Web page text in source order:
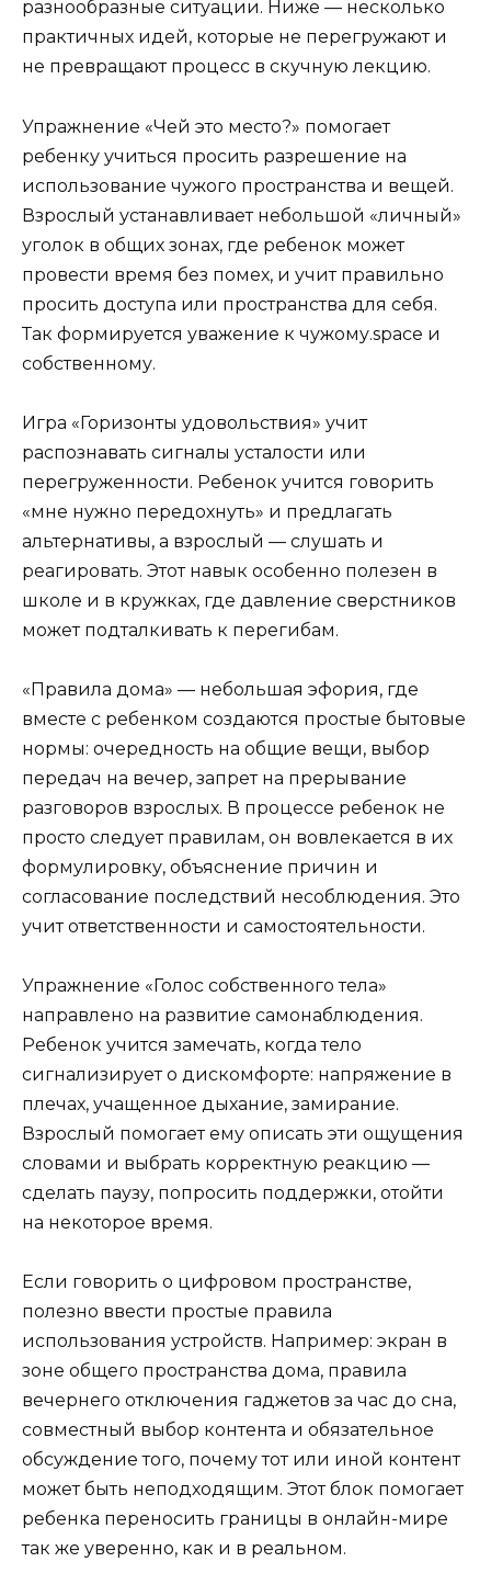
разнообразные ситуации. Ниже — несколько
практичных идей, которые не перегружают и
не превращают процесс в скучную лекцию.
Упражнение «Чей это место?» помогает
ребенку учиться просить разрешение на
использование чужого пространства и вещей.
Взрослый устанавливает небольшой «личный»
уголок в общих зонах, где ребенок может
провести время без помех, и учит правильно
просить доступа или пространства для себя.
Так формируется уважение к чужому.space и
собственному.
Игра «Горизонты удовольствия» учит
распознавать сигналы усталости или
перегруженности. Ребенок учится говорить
«мне нужно передохнуть» и предлагать
альтернативы, а взрослый — слушать и
реагировать. Этот навык особенно полезен в
школе и в кружках, где давление сверстников
может подталкивать к перегибам.
«Правила дома» — небольшая эфория, где
вместе с ребенком создаются простые бытовые
нормы: очередность на общие вещи, выбор
передач на вечер, запрет на прерывание
разговоров взрослых. В процессе ребенок не
просто следует правилам, он вовлекается в их
формулировку, объяснение причин и
согласование последствий несоблюдения. Это
учит ответственности и самостоятельности.
Упражнение «Голос собственного тела»
направлено на развитие самонаблюдения.
Ребенок учится замечать, когда тело
сигнализирует о дискомфорте: напряжение в
плечах, учащенное дыхание, замирание.
Взрослый помогает ему описать эти ощущения
словами и выбрать корректную реакцию —
сделать паузу, попросить поддержки, отойти
на некоторое время.
Если говорить о цифровом пространстве,
полезно ввести простые правила
использования устройств. Например: экран в
зоне общего пространства дома, правила
вечернего отключения гаджетов за час до сна,
совместный выбор контента и обязательное
обсуждение того, почему тот или иной контент
может быть неподходящим. Этот блок помогает
ребенка переносить границы в онлайн-мире
так же уверенно, как и в реальном.